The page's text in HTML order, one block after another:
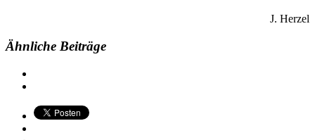
J. Herzel
Ähnliche Beiträge